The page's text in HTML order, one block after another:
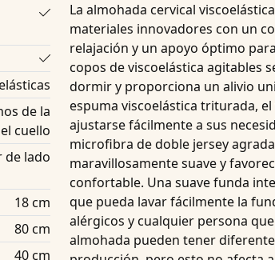
de la
cuello
de lado
18 cm
80 cm
40 cm
La almohada cervical
materiales innovadores con un
relajación y un apoyo óptimo
copos de viscoelástica agitables
dormir y proporciona un alivio
espuma viscoelástica triturada,
ajustarse fácilmente a sus
microfibra de doble jersey
maravillosamente suave y
confortable. Una suave funda
que pueda lavar fácilmente la
alérgicos y cualquier persona
almohada pueden tener